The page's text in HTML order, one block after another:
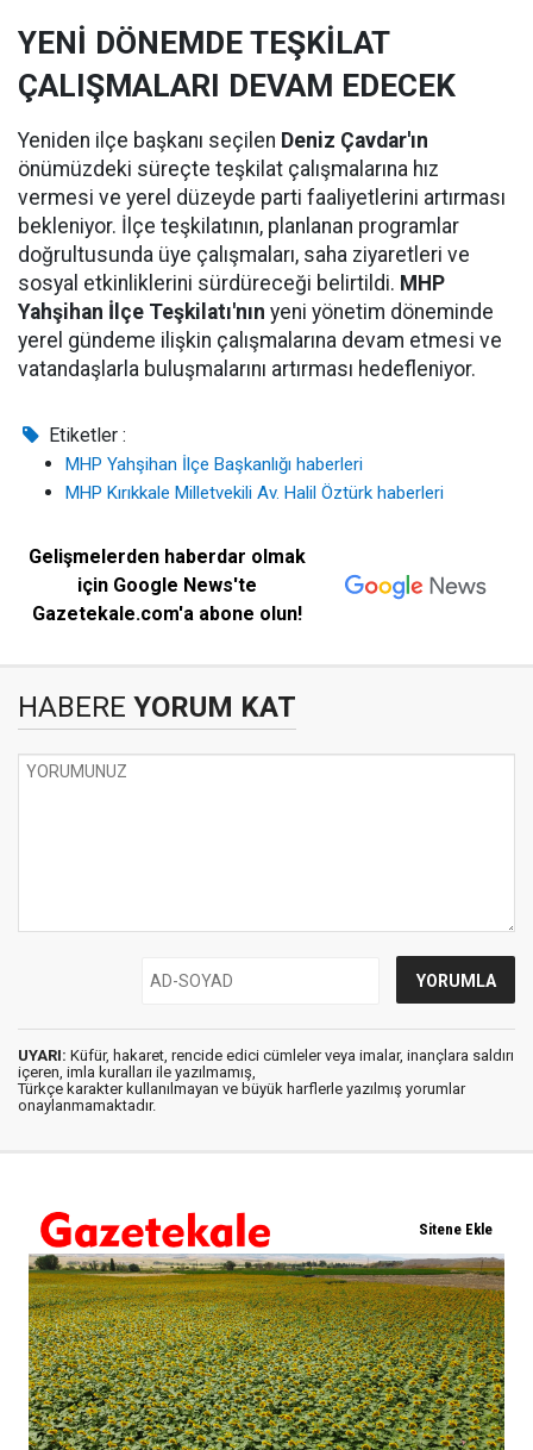
YENİ DÖNEMDE TEŞKİLAT
ÇALIŞMALARI DEVAM EDECEK
Yeniden ilçe başkanı seçilen Deniz Çavdar'ın
önümüzdeki süreçte teşkilat çalışmalarına hız
vermesi ve yerel düzeyde parti faaliyetlerini artırması
bekleniyor. İlçe teşkilatının, planlanan programlar
doğrultusunda üye çalışmaları, saha ziyaretleri ve
sosyal etkinliklerini sürdüreceği belirtildi. MHP
Yahşihan İlçe Teşkilatı'nın yeni yönetim döneminde
yerel gündeme ilişkin çalışmalarına devam etmesi ve
vatandaşlarla buluşmalarını artırması hedefleniyor.
Etiketler :
MHP Yahşihan İlçe Başkanlığı haberleri
MHP Kırıkkale Milletvekili Av. Halil Öztürk haberleri
Gelişmelerden haberdar olmak
için Google News'te
Gazetekale.com'a abone olun!
HABERE YORUM KAT
UYARI: Küfür, hakaret, rencide edici cümleler veya imalar, inançlara saldırı
içeren, imla kuralları ile yazılmamış,
Türkçe karakter kullanılmayan ve büyük harflerle yazılmış yorumlar
onaylanmamaktadır.